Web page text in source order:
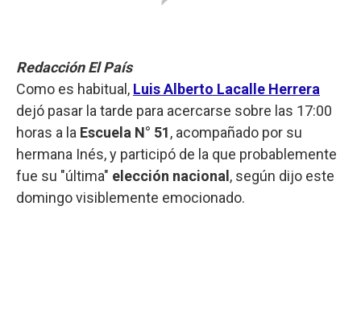
Redacción El País
Como es habitual, Luis Alberto Lacalle Herrera
dejó pasar la tarde para acercarse sobre las 17:00
horas a la Escuela N° 51, acompañado por su
hermana Inés, y participó de la que probablemente
fue su "última" elección nacional , según dijo este
domingo visiblemente emocionado.